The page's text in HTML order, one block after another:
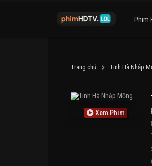
Phim
Trang chủ Tinh Hà Nhập
Xem Phim